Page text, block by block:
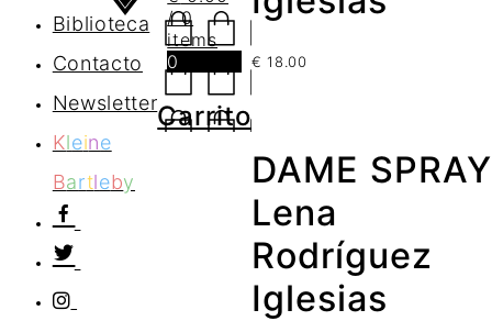
Biblioteca
Contacto
Newsletter
Kleine
Bartleby
/ 0
items
0
Carrito
€ 18.00
DAME SPRAY
Lena
Rodríguez
Iglesias